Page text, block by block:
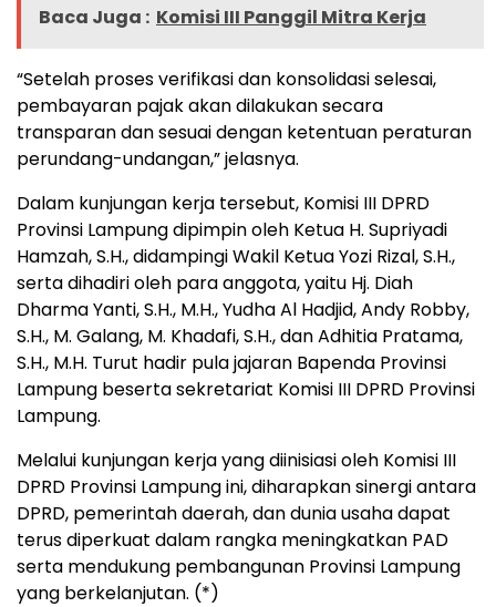
Baca Juga : Komisi III Panggil Mitra Kerja
“Setelah proses verifikasi dan konsolidasi selesai,
pembayaran pajak akan dilakukan secara
transparan dan sesuai dengan ketentuan peraturan
perundang-undangan,” jelasnya.
Dalam kunjungan kerja tersebut, Komisi III DPRD
Provinsi Lampung dipimpin oleh Ketua H. Supriyadi
Hamzah, S.H., didampingi Wakil Ketua Yozi Rizal, S.H.,
serta dihadiri oleh para anggota, yaitu Hj. Diah
Dharma Yanti, S.H., M.H., Yudha Al Hadjid, Andy Robby,
S.H., M. Galang, M. Khadafi, S.H., dan Adhitia Pratama,
S.H., M.H. Turut hadir pula jajaran Bapenda Provinsi
Lampung beserta sekretariat Komisi III DPRD Provinsi
Lampung.
Melalui kunjungan kerja yang diinisiasi oleh Komisi III
DPRD Provinsi Lampung ini, diharapkan sinergi antara
DPRD, pemerintah daerah, dan dunia usaha dapat
terus diperkuat dalam rangka meningkatkan PAD
serta mendukung pembangunan Provinsi Lampung
yang berkelanjutan. (*)